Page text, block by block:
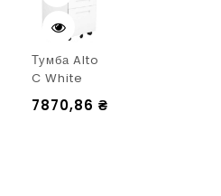
Тумба Alto
C White
7870,86 ₴